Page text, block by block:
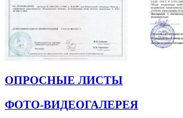
ОПРОСНЫЕ ЛИСТЫ
ФОТО-ВИДЕОГАЛЕРЕЯ